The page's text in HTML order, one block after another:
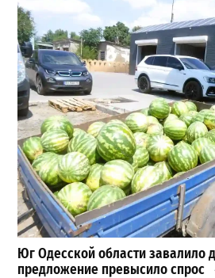
Юг Одесской области
предложение превысило спрос